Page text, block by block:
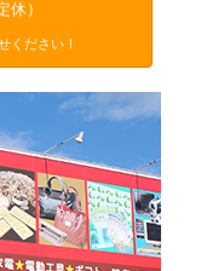
休）
ください！